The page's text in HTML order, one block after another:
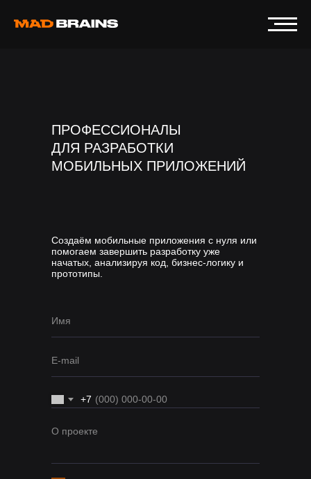
Создаём мобильные приложения с нуля или
помогаем завершить разработку уже
начатых, анализируя код, бизнес-логику и
прототипы.
ПРОФЕССИОНАЛЫ
ДЛЯ РАЗРАБОТКИ
МОБИЛЬНЫХ ПРИЛОЖЕНИЙ
Имя
E-mail
+7
О проекте